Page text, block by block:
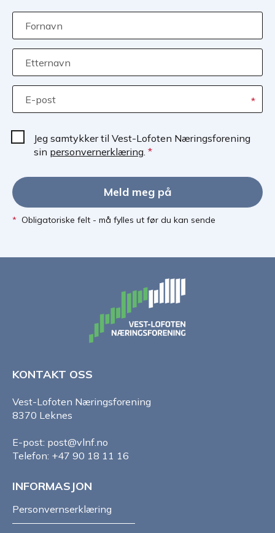
Fornavn
Etternavn
E-post *
Jeg samtykker til Vest-Lofoten Næringsforening
sin personvernerklæring. *
Meld meg på
* Obligatoriske felt - må fylles ut før du kan sende
KONTAKT OSS
Vest-Lofoten Næringsforening
8370 Leknes
E-post: post@vlnf.no
Telefon: +47 90 18 11 16
INFORMASJON
Personvernserklæring